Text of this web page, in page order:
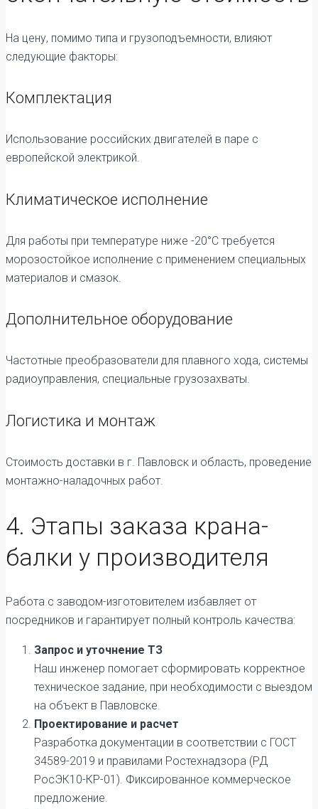
На цену, помимо типа и грузоподъемности, влияют
следующие факторы:
Комплектация
Использование российских двигателей в паре с
европейской электрикой.
Климатическое исполнение
Для работы при температуре ниже -20°C требуется
морозостойкое исполнение с применением специальных
материалов и смазок.
Дополнительное оборудование
Частотные преобразователи для плавного хода, системы
радиоуправления, специальные грузозахваты.
Логистика и монтаж
Стоимость доставки в г. Павловск и область, проведение
монтажно-наладочных работ.
4. Этапы заказа крана-
балки у производителя
Работа с заводом-изготовителем избавляет от
посредников и гарантирует полный контроль качества:
Запрос и уточнение ТЗ
Наш инженер помогает сформировать корректное
техническое задание, при необходимости с выездом
на объект в Павловске.
Проектирование и расчет
Разработка документации в соответствии с ГОСТ
34589-2019 и правилами Ростехнадзора (РД
РосЭК10-КР-01). Фиксированное коммерческое
предложение.